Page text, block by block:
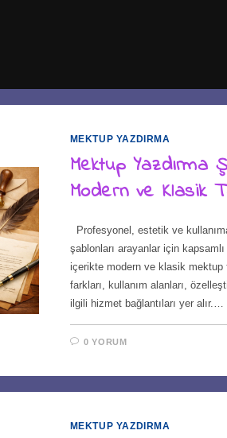
MEKTUP YAZDIRMA
Mektup Yazdırma
Modern ve Klasik
Profesyonel, estetik ve
şablonları arayanlar için
içerikte modern ve klasik mektup
farkları, kullanım alanları,
ilgili hizmet bağlantıları yer alır.…
0 YORUM
MEKTUP YAZDIRMA